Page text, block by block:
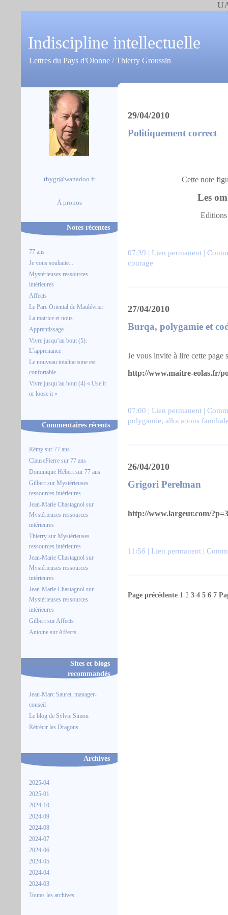
Indiscipline intellectuelle
Lettres du Pays d'Olonne / Thierry Groussin
thygr@wanadoo.fr
À propos
Notes récentes
77 ans
Je vous souhaite...
Mystérieuses ressources
intérieures
Affects
Le Parc Oriental de Maulévrier
La matrice et nous
Apprentissage
Vivre jusqu’au bout (5):
L’apprenance
Le nouveau totalitarisme est
confortable
Vivre jusqu’au bout (4) « Use it
or loose it »
Commentaires récents
Rémy sur 77 ans
ClausePierre sur 77 ans
Dominique Hébert sur 77 ans
Gilbert sur Mystérieuses
ressources intérieures
Jean-Marie Chastagnol sur
Mystérieuses ressources
intérieures
Thierry sur Mystérieuses
ressources intérieures
Jean-Marie Chastagnol sur
Mystérieuses ressources
intérieures
Jean-Marie Chastagnol sur
Mystérieuses ressources
intérieures
Gilbert surAffects
Antoine surAffects
Sites et blogs
recommandés
Jean-Marc Sauret, manager-
conseil
Le blog de Sylvie Simon
Rétrécir les Dragons
Archives
2025-04
2025-01
2024-10
2024-09
2024-08
2024-07
2024-06
2024-05
2024-04
2024-03
Toutes les archives
29/04/2010
Politiquement correct
Cette note
Les
07:39 | Lien permanent |
courage
27/04/2010
Burqa, polygamie et
Je vous invite à lire cette page
http://www.maitre-eolas.fr/
07:00 | Lien permanent |
polygamie, allocations
26/04/2010
Grigori Perelman
http://www.largeur.com/
11:56 | Lien permanent |
Page précédente 1 2 3 4 5 6 7